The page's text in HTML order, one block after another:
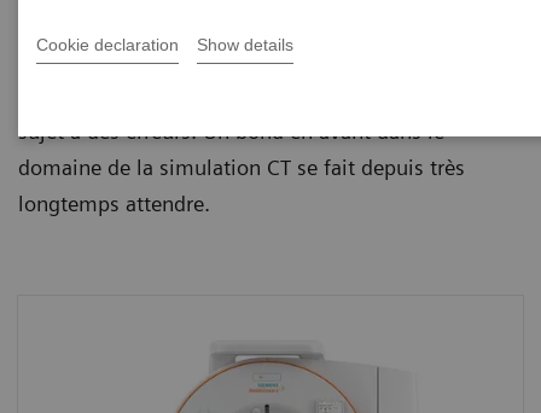
Cookie declaration Show details
depuis des années maintenant, le processus
sujet à des erreurs. Un bond en avant dans le
domaine de la simulation CT se fait depuis très
longtemps attendre.